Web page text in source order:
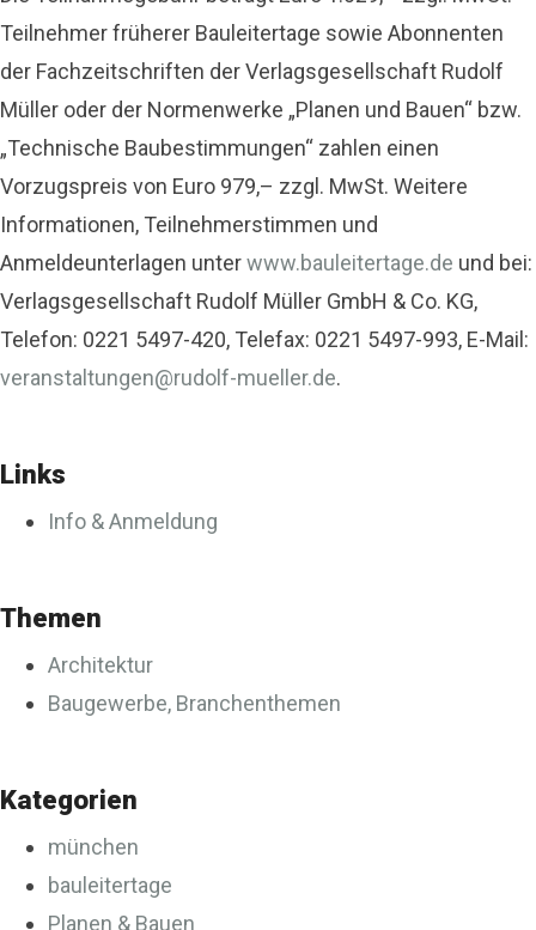
Teilnehmer früherer Bauleitertage sowie Abonnenten
der Fachzeitschriften der Verlagsgesellschaft Rudolf
Müller oder der Normenwerke „Planen und Bauen“ bzw.
„Technische Baubestimmungen“ zahlen einen
Vorzugspreis von Euro 979,– zzgl. MwSt. Weitere
Informationen, Teilnehmerstimmen und
Anmeldeunterlagen unterwww.bauleitertage.de und bei:
Verlagsgesellschaft Rudolf Müller GmbH & Co. KG,
Telefon: 0221 5497-420, Telefax: 0221 5497-993, E-Mail:
veranstaltungen@rudolf-mueller.de.
Links
Info & Anmeldung
Themen
Architektur
Baugewerbe, Branchenthemen
Kategorien
münchen
bauleitertage
Planen & Bauen